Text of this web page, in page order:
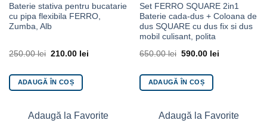
Baterie stativa pentru bucatarie
cu pipa flexibila FERRO,
Zumba, Alb
250.00lei 210.00 lei
ADAUGĂ ÎN COȘ
Adaugă la Favorite
Set FERRO SQUARE 2in1
Baterie cada-dus + Coloana de
dus SQUARE cu dus fix si dus
mobil culisant, polita
650.00lei 590.00 lei
ADAUGĂ ÎN COȘ
Adaugă la Favorite